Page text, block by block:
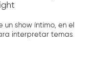
show íntimo, en el
interpretar temas